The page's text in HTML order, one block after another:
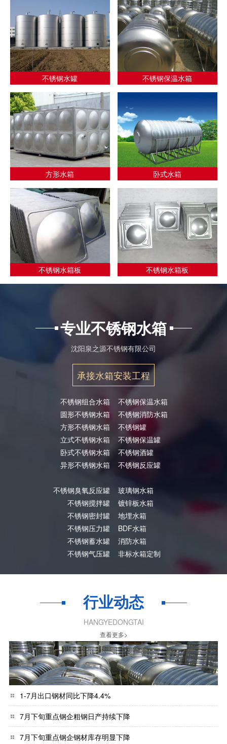
不锈钢水罐 不锈钢保温水箱
方形水箱 卧式水箱
不锈钢水箱板 不锈钢水箱板
专业不锈钢水箱
沈阳泉之源不锈钢有限公司
承接水箱安装工程
不锈钢组合水箱
圆形不锈钢水箱
方形不锈钢水箱
立式不锈钢水箱
卧式不锈钢水箱
异形不锈钢水箱
不锈钢臭氧反应罐
不锈钢搅拌罐
不锈钢密封罐
不锈钢压力罐
不锈钢蓄水罐
不锈钢气压罐
不锈钢保温水箱
不锈钢消防水箱
不锈钢罐
不锈钢保温罐
不锈钢酒罐
不锈钢反应罐
玻璃钢水箱
镀锌板水箱
地埋水箱
BDF水箱
消防水箱
非标水箱定制
行业动态
HANGYEDONGTAI
查看更多>
1-7月出口钢材同比下降4.4%
7月下旬重点钢企粗钢日产持续下降
7月下旬重点钢企钢材库存明显下降